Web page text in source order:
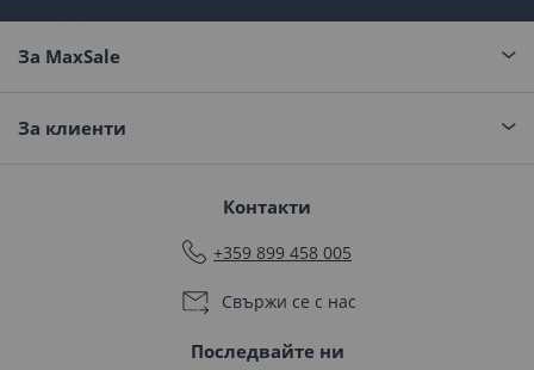
За MaxSale
За клиенти
Контакти
+359 899 458 005
Свържи се с нас
Последвайте ни